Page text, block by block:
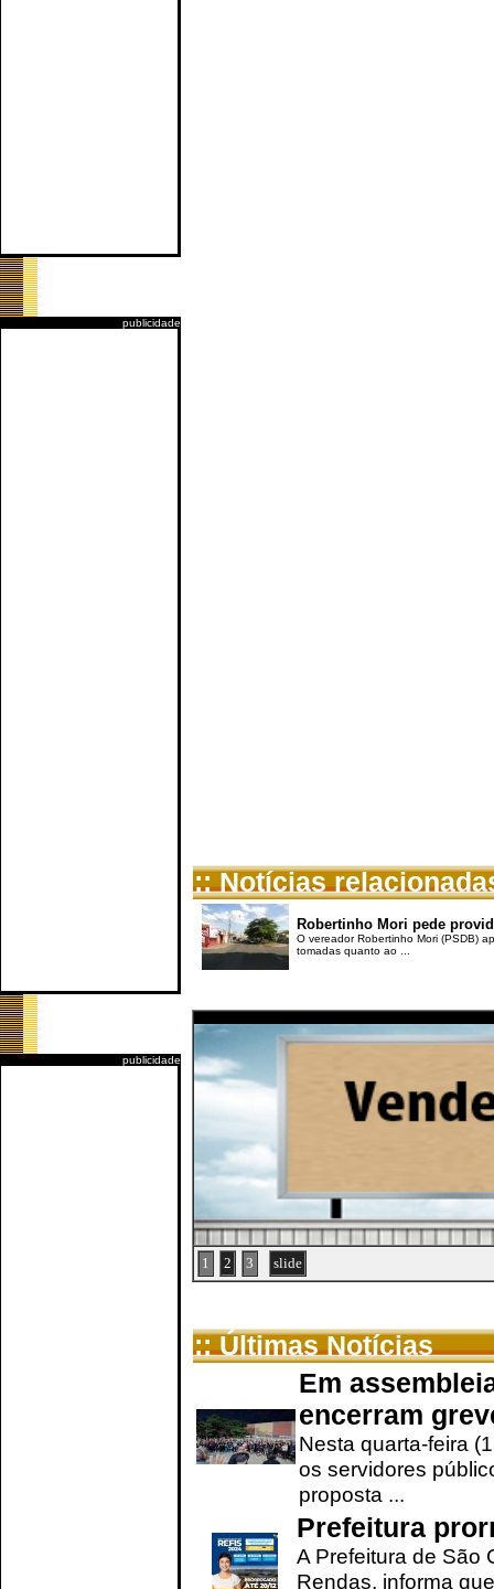
publicidade
publicidade
:: Notícias
Robertinho Mori pede
O vereador Robertinho Mori (PSDB)
tomadas quanto ao ...
1 2 3 slide
:: Últimas Notícias
Em
encerram
Nesta quarta-feira
os servidores
proposta ...
Prefeitura
A Prefeitura de São
Rendas, informa